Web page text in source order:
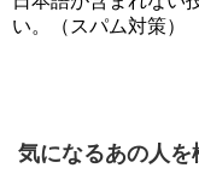
い。（スパム対策）
気になるあの人を